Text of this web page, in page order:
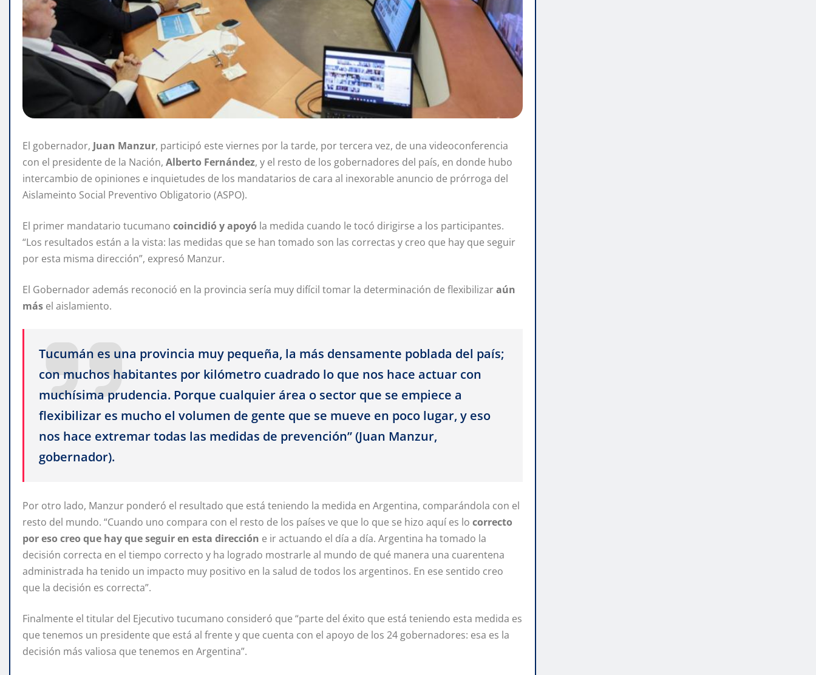
El gobernador, Juan Manzur, participó este viernes por la tarde, por tercera vez, de una videoconferencia
con el presidente de la Nación, Alberto Fernández, y el resto de los gobernadores del país, en donde hubo
intercambio de opiniones e inquietudes de los mandatarios de cara al inexorable anuncio de prórroga del
Aislameinto Social Preventivo Obligatorio (ASPO).
El primer mandatario tucumano coincidió y apoyó la medida cuando le tocó dirigirse a los participantes.
“Los resultados están a la vista: las medidas que se han tomado son las correctas y creo que hay que seguir
por esta misma dirección”, expresó Manzur.
El Gobernador además reconoció en la provincia sería muy difícil tomar la determinación de flexibilizaraún
más el aislamiento.
Tucumán es una provincia muy pequeña, la más densamente poblada del país;
con muchos habitantes por kilómetro cuadrado lo que nos hace actuar con
muchísima prudencia. Porque cualquier área o sector que se empiece a
flexibilizar es mucho el volumen de gente que se mueve en poco lugar, y eso
nos hace extremar todas las medidas de prevención” (Juan Manzur,
gobernador).
Por otro lado, Manzur ponderó el resultado que está teniendo la medida en Argentina, comparándola con el
resto del mundo. “Cuando uno compara con el resto de los países ve que lo que se hizo aquí es lo correcto
por eso creo que hay que seguir en esta dirección e ir actuando el día a día. Argentina ha tomado la
decisión correcta en el tiempo correcto y ha logrado mostrarle al mundo de qué manera una cuarentena
administrada ha tenido un impacto muy positivo en la salud de todos los argentinos. En ese sentido creo
que la decisión es correcta”.
Finalmente el titular del Ejecutivo tucumano consideró que “parte del éxito que está teniendo esta medida es
que tenemos un presidente que está al frente y que cuenta con el apoyo de los 24 gobernadores: esa es la
decisión más valiosa que tenemos en Argentina”.